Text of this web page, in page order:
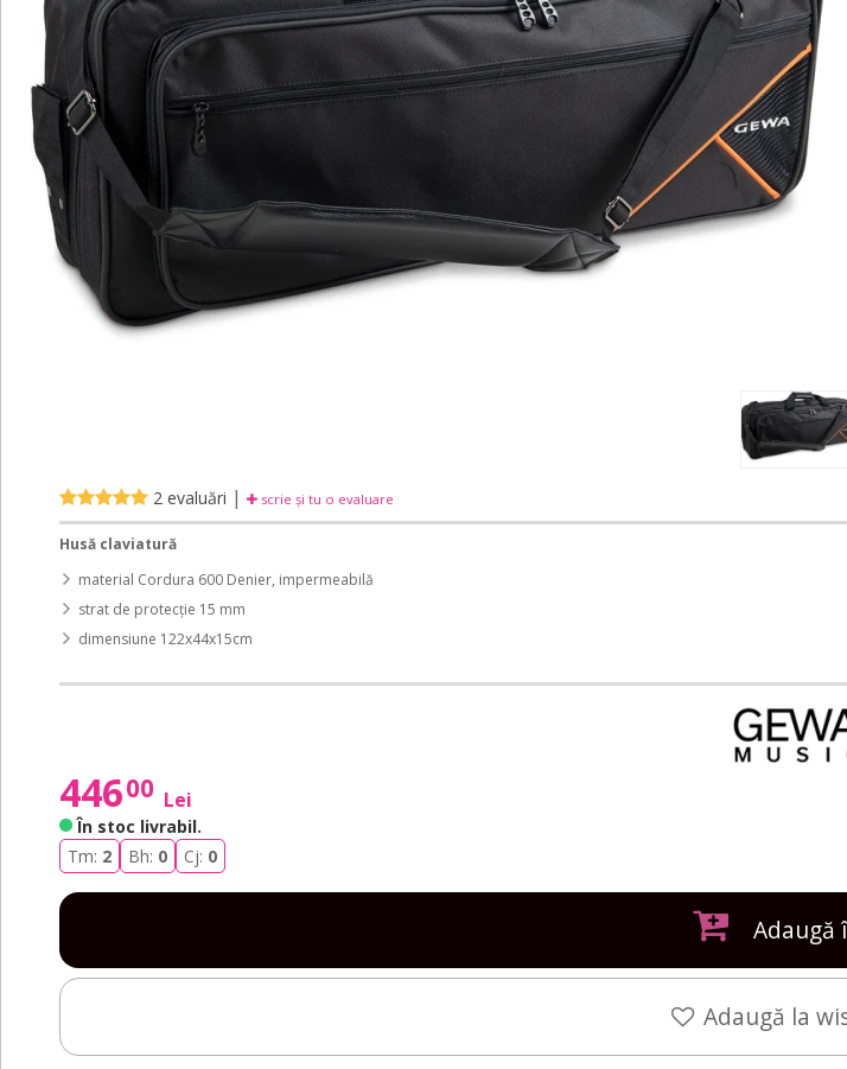
2 evaluări | scrie și tu o evaluare
Husă claviatură
material Cordura 600 Denier, impermeabilă
strat de protecție 15 mm
dimensiune 122x44x15cm
44600 Lei
În stoc livrabil.
Tm: 2 Bh: 0 Cj: 0
Adaugă
Adaugă la